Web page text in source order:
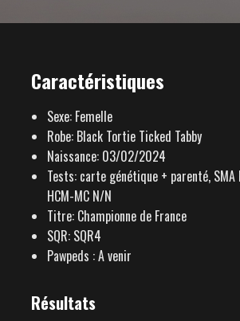
Caractéristiques
Sexe: Femelle
Robe: Black Tortie Ticked Tabby
Naissance: 03/02/2024
Tests: carte génétique + parenté, SMA
HCM-MC N/N
Titre: Championne de France
SQR: SQR4
Pawpeds : A venir
Résultats